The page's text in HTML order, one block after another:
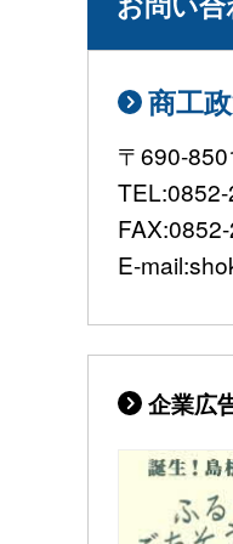
商工
〒690-
E-
企業広